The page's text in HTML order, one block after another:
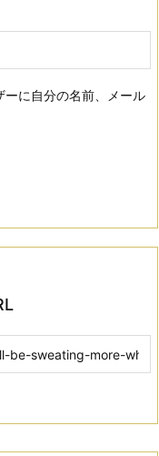
ーに自分の名前、メール